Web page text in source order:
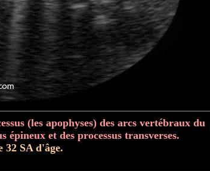
(les apophyses) des arcs vertébraux du
épineux et des processus transverses.
32 SA d'âge.